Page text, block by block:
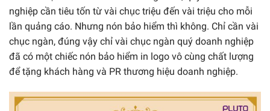
nghiệp cần tiêu tốn từ vài chục triệu đến vài triệu cho mỗi
lần quảng cáo. Nhưng nón bảo hiểm thì không. Chỉ cần vài
chục ngàn, đúng vậy chỉ vài chục ngàn quý doanh nghiệp
đã có một chiếc nón bảo hiểm in logo vô cùng chất lượng
để tặng khách hàng và PR thương hiệu doanh nghiệp.